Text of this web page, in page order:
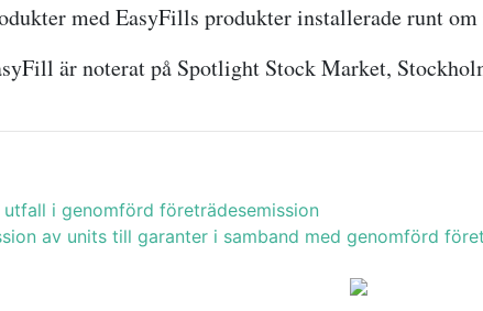
med EasyFills produkter installerade runt
är noterat på Spotlight Stock Market,
i genomförd företrädesemission
av units till garanter i samband med genomförd